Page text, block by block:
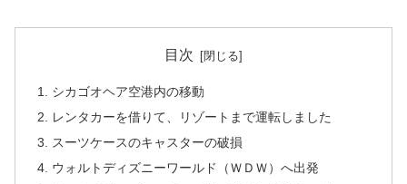
目次
シカゴオヘア空港内の移動
レンタカーを借りて、リゾートまで運転しました
スーツケースのキャスターの破損
ウォルトディズニーワールド（ＷＤＷ）へ出発